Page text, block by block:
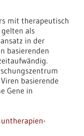
mit therapeutisch
als
in der
basierenden
basierende
Gene in